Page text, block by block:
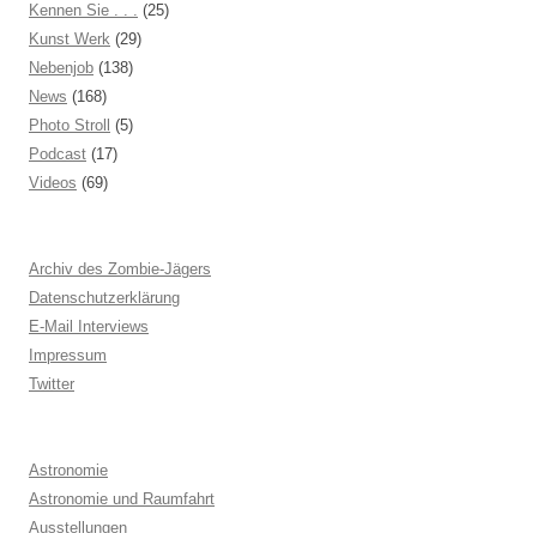
Kennen Sie . . . (25)
Kunst Werk (29)
Nebenjob (138)
News (168)
Photo Stroll
(5)
Podcast (17)
Videos (69)
Archiv des Zombie-Jägers
Datenschutzerklärung
E-Mail Interviews
Impressum
Twitter
Astronomie
Astronomie und Raumfahrt
Ausstellungen